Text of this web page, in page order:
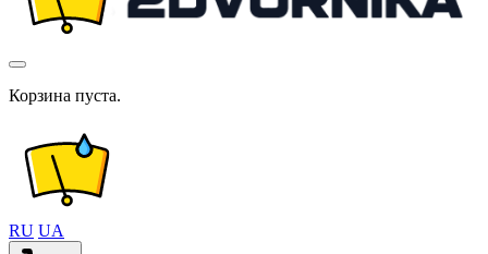
Корзина пуста.
RU UA